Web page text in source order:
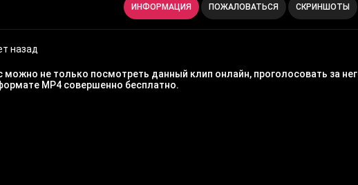
ИНФОРМАЦИЯ ПОЖАЛОВАТЬСЯ СКРИНШОТЫ
назад
не только посмотреть данный клип онлайн, проголосовать за
MP4 совершенно бесплатно.